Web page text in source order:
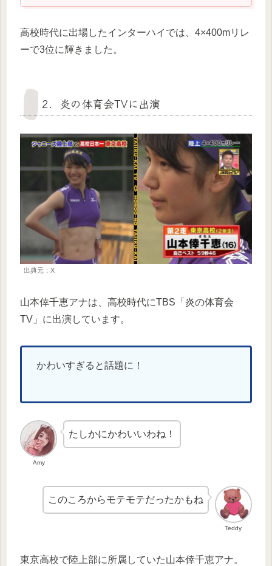
高校時代に出場したインターハイでは、4×400mリレ
ーで3位に輝きました。
2．炎の体育会TVに出演
出典元：X
山本倖千恵アナは、高校時代にTBS「炎の体育会
TV」に出演しています。
かわいすぎると話題に！
Amy
たしかにかわいいわね！
Teddy
このころからモテモテだったかもね
東京高校で陸上部に所属していた山本倖千恵アナ。